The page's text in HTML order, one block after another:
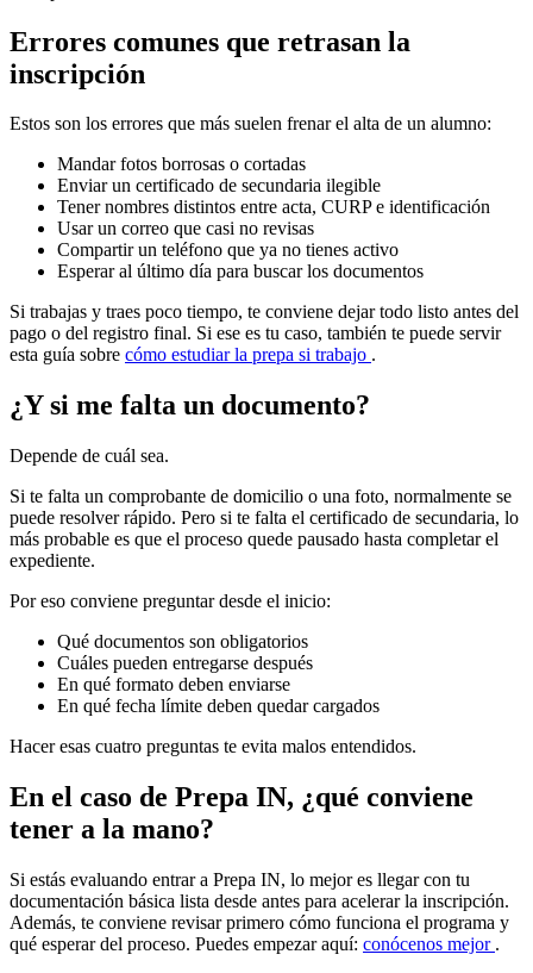
Errores comunes que retrasan la
inscripción
Estos son los errores que más suelen frenar el alta de un alumno:
Mandar fotos borrosas o cortadas
Enviar un certificado de secundaria ilegible
Tener nombres distintos entre acta, CURP e identificación
Usar un correo que casi no revisas
Compartir un teléfono que ya no tienes activo
Esperar al último día para buscar los documentos
Si trabajas y traes poco tiempo, te conviene dejar todo listo antes del
pago o del registro final. Si ese es tu caso, también te puede servir
esta guía sobre cómo estudiar la prepa si trabajo .
¿Y si me falta un documento?
Depende de cuál sea.
Si te falta un comprobante de domicilio o una foto, normalmente se
puede resolver rápido. Pero si te falta el certificado de secundaria, lo
más probable es que el proceso quede pausado hasta completar el
expediente.
Por eso conviene preguntar desde el inicio:
Qué documentos son obligatorios
Cuáles pueden entregarse después
En qué formato deben enviarse
En qué fecha límite deben quedar cargados
Hacer esas cuatro preguntas te evita malos entendidos.
En el caso de Prepa IN, ¿qué conviene
tener a la mano?
Si estás evaluando entrar a Prepa IN, lo mejor es llegar con tu
documentación básica lista desde antes para acelerar la inscripción.
Además, te conviene revisar primero cómo funciona el programa y
qué esperar del proceso. Puedes empezar aquí: conócenos mejor .